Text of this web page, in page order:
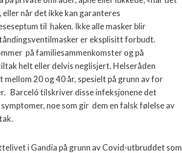
eller når det ikke kan garanteres
til haken. Ikke alle masker blir
er eksplisitt forbudt.
på familiesammenkomster og på
helt eller delvis neglisjert. Helseråden
20 og 40 år, spesielt på grunn av for
Barceló tilskriver disse infeksjonene det
noe som gir dem en falsk følelse av
i Gandía på grunn av Covid-utbruddet som